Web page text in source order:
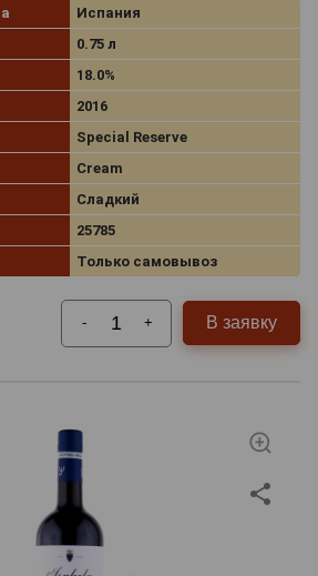
Испания
0.75 л
18.0%
2016
Special Reserve
Cream
Сладкий
25785
Только самовывоз
- + В заявку